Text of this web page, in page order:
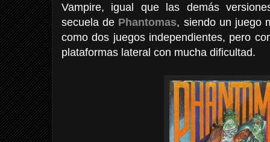
Vampire, igual que las demás
secuela de Phantomas, siendo un juego
como dos juegos independientes, pero
plataformas lateral con mucha dificultad.